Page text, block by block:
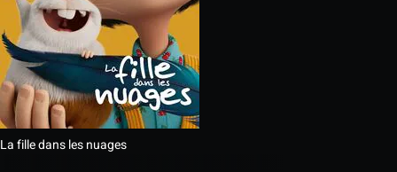
La fille dans les nuages